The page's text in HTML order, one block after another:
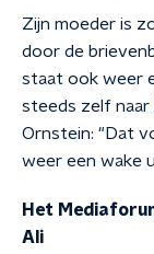
Zijn moeder is
door de
staat ook weer
steeds zelf
Ornstein: "Dat
weer een wake
Het
Ali